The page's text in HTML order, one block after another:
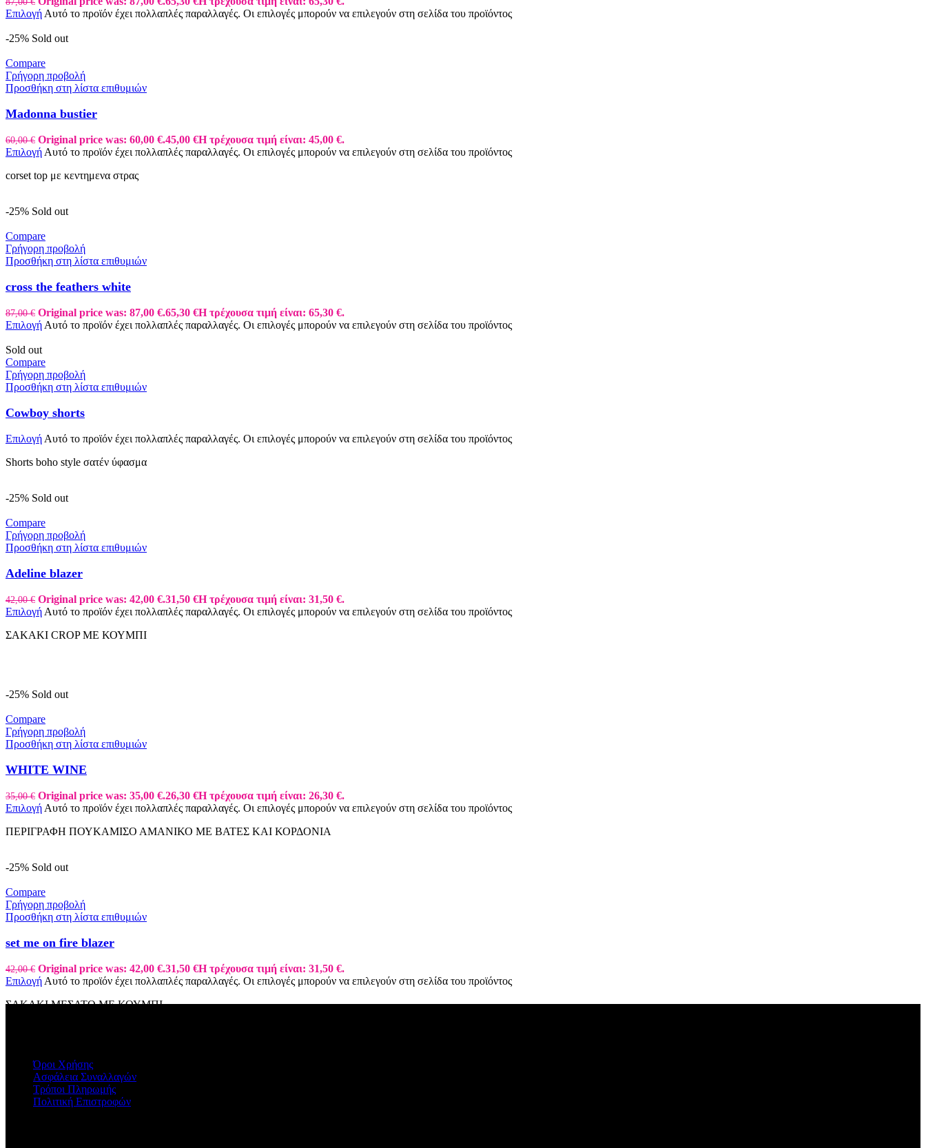
Επιλογή Αυτό το προϊόν έχει πολλαπλές παραλλαγές. Οι επιλογές μπορούν να επιλεγούν στη σελίδα του προϊόντος
-25% Sold out
Compare
Γρήγορη προβολή
Προσθήκη στη λίστα επιθυμιών
Madonna bustier
60,00€ Original price was: 60,00 €.45,00 €Η τρέχουσα τιμή είναι: 45,00 €.
Επιλογή Αυτό το προϊόν έχει πολλαπλές παραλλαγές. Οι επιλογές μπορούν να επιλεγούν στη σελίδα του προϊόντος
corset top με κεντημενα στρας
-25% Sold out
Compare
Γρήγορη προβολή
Προσθήκη στη λίστα επιθυμιών
cross the feathers white
87,00€ Original price was: 87,00 €.65,30 €Η τρέχουσα τιμή είναι: 65,30 €.
Επιλογή Αυτό το προϊόν έχει πολλαπλές παραλλαγές. Οι επιλογές μπορούν να επιλεγούν στη σελίδα του προϊόντος
Sold out
Compare
Γρήγορη προβολή
Προσθήκη στη λίστα επιθυμιών
Cowboy shorts
Επιλογή Αυτό το προϊόν έχει πολλαπλές παραλλαγές. Οι επιλογές μπορούν να επιλεγούν στη σελίδα του προϊόντος
Shorts boho style σατέν ύφασμα
-25% Sold out
Compare
Γρήγορη προβολή
Προσθήκη στη λίστα επιθυμιών
Adeline blazer
42,00€ Original price was: 42,00 €.31,50 €Η τρέχουσα τιμή είναι: 31,50 €.
Επιλογή Αυτό το προϊόν έχει πολλαπλές παραλλαγές. Οι επιλογές μπορούν να επιλεγούν στη σελίδα του προϊόντος
ΣΑΚΑΚΙ CROP ΜΕ ΚΟΥΜΠΙ
-25% Sold out
Compare
Γρήγορη προβολή
Προσθήκη στη λίστα επιθυμιών
WHITE WINE
35,00€ Original price was: 35,00 €.26,30 €Η τρέχουσα τιμή είναι: 26,30 €.
Επιλογή Αυτό το προϊόν έχει πολλαπλές παραλλαγές. Οι επιλογές μπορούν να επιλεγούν στη σελίδα του προϊόντος
ΠΕΡΙΓΡΑΦΗ ΠΟΥΚΑΜΙΣΟ ΑΜΑΝΙΚΟ ΜΕ ΒΑΤΕΣ ΚΑΙ ΚΟΡΔΟΝΙΑ
-25% Sold out
Compare
Γρήγορη προβολή
Προσθήκη στη λίστα επιθυμιών
set me on fire blazer
42,00€ Original price was: 42,00 €.31,50 €Η τρέχουσα τιμή είναι: 31,50 €.
Επιλογή Αυτό το προϊόν έχει πολλαπλές παραλλαγές. Οι επιλογές μπορούν να επιλεγούν στη σελίδα του προϊόντος
ΣΑΚΑΚΙ ΜΕΣΑΤΟ ΜΕ ΚΟΥΜΠΙ
Όροι Χρήσης
Ασφάλεια Συναλλαγών
Τρόποι Πληρωμής
Πολιτική Επιστροφών